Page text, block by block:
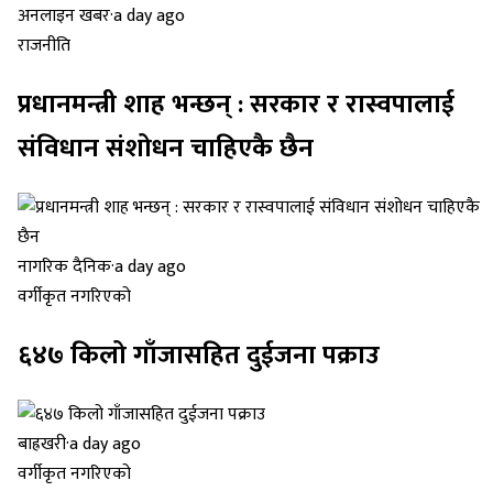
अनलाइन खबर·a day ago
राजनीति
प्रधानमन्त्री शाह भन्छन् : सरकार र रास्वपालाई
संविधान संशोधन चाहिएकै छैन
नागरिक दैनिक·a day ago
वर्गीकृत नगरिएको
६४७ किलो गाँजासहित दुईजना पक्राउ
बाह्रखरी·a day ago
वर्गीकृत नगरिएको